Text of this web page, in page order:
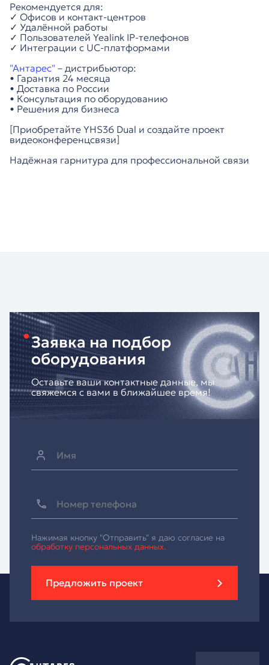
Рекомендуется для:
✓ Офисов и контакт-центров
✓ Удалённой работы
✓ Пользователей Yealink IP-телефонов
✓ Интеграции с UC-платформами
"Антарес" – дистрибьютор:
• Гарантия 24 месяца
• Доставка по России
• Консультация по оборудованию
• Решения для бизнеса
[Приобретайте YHS36 Dual и создайте проект
видеоконференцсвязи]
Надёжная гарнитура для профессиональной связи
Заявка на подбор
оборудования
Оставьте ваши контактные данные, мы
свяжемся с вами в ближайшее время!
Нажимая кнопку "Отправить" я даю согласие на
обработку персональных данных.
Предложить проект